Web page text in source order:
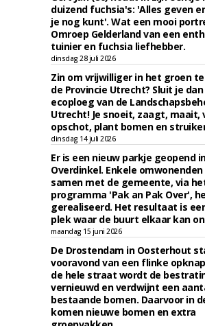
duizend fuchsia's: 'Alles geven
je nog kunt'. Wat een mooi
Omroep Gelderland van een
tuinier en fuchsia liefhebber.
dinsdag 28 juli 2026
Zin om vrijwilliger in het groen
de Provincie Utrecht? Sluit je
ecoploeg van de
Utrecht! Je snoeit, zaagt, maait,
opschot, plant bomen en
dinsdag 14 juli 2026
Er is een nieuw parkje geopend
Overdinkel. Enkele
samen met de gemeente, via
programma 'Pak an Pak Over',
gerealiseerd. Het resultaat is
plek waar de buurt elkaar kan
maandag 15 juni 2026
De Drostendam in Oosterhout
vooravond van een flinke
de hele straat wordt de
vernieuwd en verdwijnt een
bestaande bomen. Daarvoor in
komen nieuwe bomen en extra